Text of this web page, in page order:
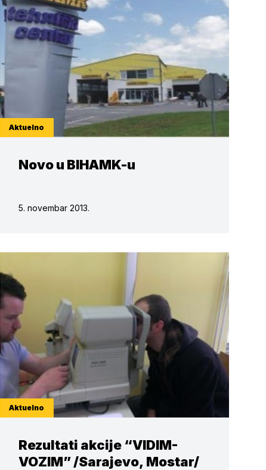
Aktuelno
Novo u BIHAMK-u
5. novembar 2013.
Aktuelno
Rezultati akcije “VIDIM-
VOZIM” /Sarajevo, Mostar/